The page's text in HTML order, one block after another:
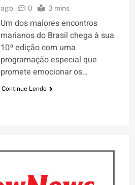
ago
0 3 mins
Um dos maiores encontros
marianos do Brasil chega à sua
10ª edição com uma
programação especial que
promete emocionar os…
Continue Lendo